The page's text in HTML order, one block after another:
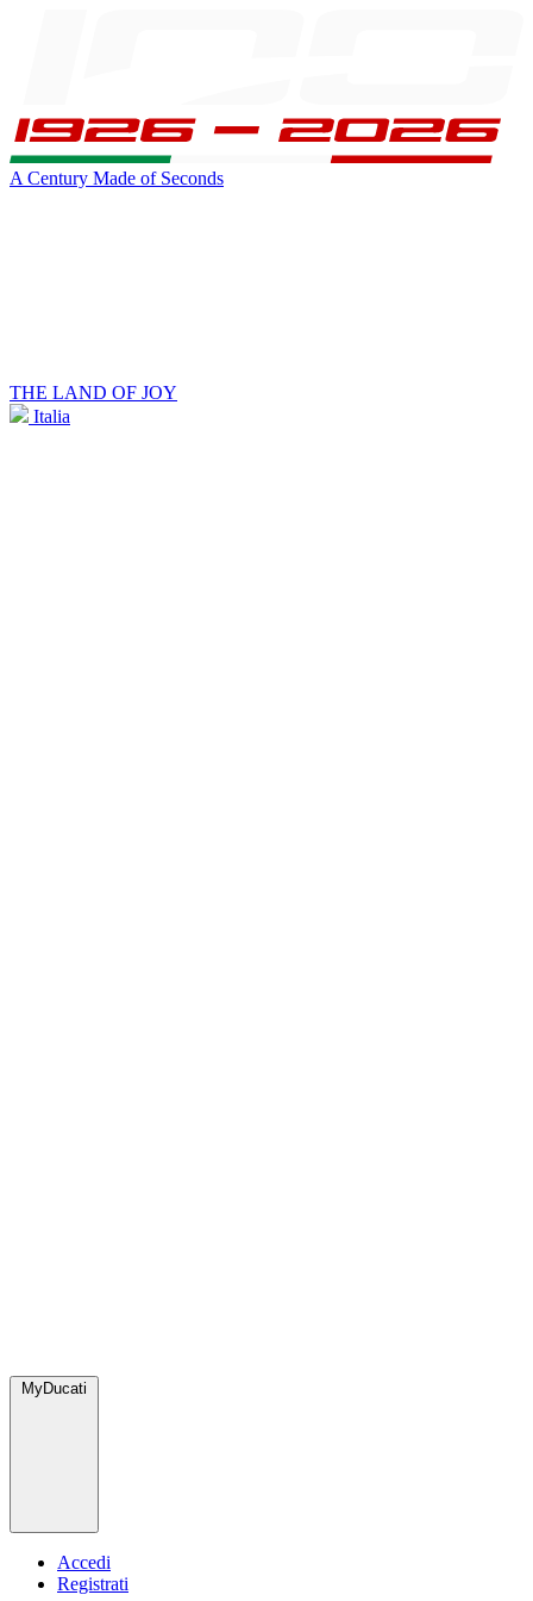
A Century Made of Seconds
THE LAND OF JOY
Italia
MyDucati
Accedi
Registrati